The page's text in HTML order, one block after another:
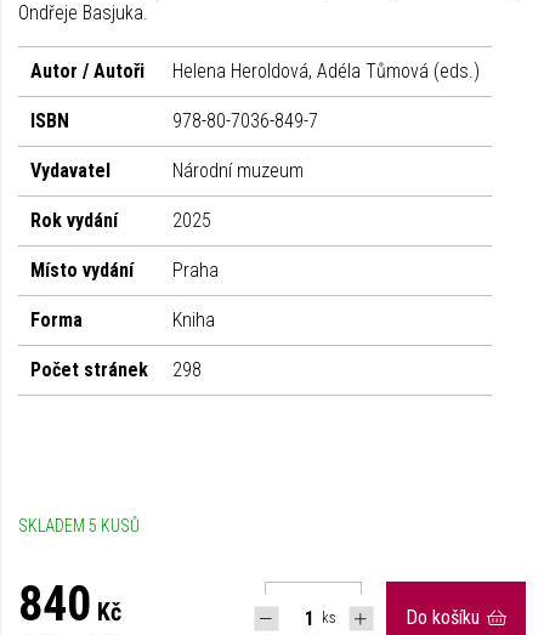
Ondřeje Basjuka.
Autor / Autoři Helena Heroldová, Adéla Tůmová (eds.)
ISBN 978-80-7036-849-7
Vydavatel Národní muzeum
Rok vydání 2025
Místo vydání Praha
Forma Kniha
Počet stránek 298
SKLADEM 5 KUSŮ
840 Kč ks Do košíku